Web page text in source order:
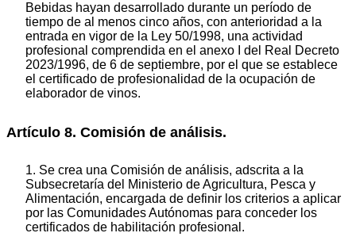
Bebidas hayan desarrollado durante un período de
tiempo de al menos cinco años, con anterioridad a la
entrada en vigor de la Ley 50/1998, una actividad
profesional comprendida en el anexo I del Real Decreto
2023/1996, de 6 de septiembre, por el que se establece
el certificado de profesionalidad de la ocupación de
elaborador de vinos.
Artículo 8. Comisión de análisis.
1. Se crea una Comisión de análisis, adscrita a la
Subsecretaría del Ministerio de Agricultura, Pesca y
Alimentación, encargada de definir los criterios a aplicar
por las Comunidades Autónomas para conceder los
certificados de habilitación profesional.